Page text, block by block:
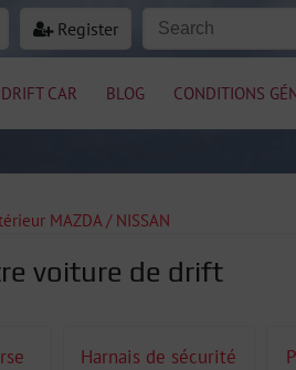
Register
CAR BLOG CONDITIONS
MAZDA / NISSAN
voiture de drift
Harnais de sécurité